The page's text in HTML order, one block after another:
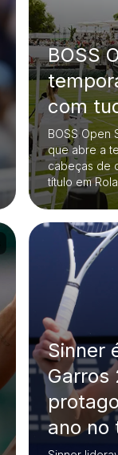
BOSS
com
BOSS Open
que abre a
cabeças de
título em
Sinner
Garros
ano no